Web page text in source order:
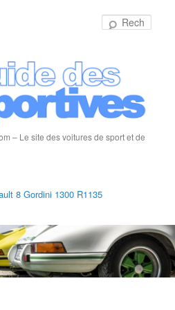
– Le site des voitures de sport et de
8 Gordini 1300 R1135